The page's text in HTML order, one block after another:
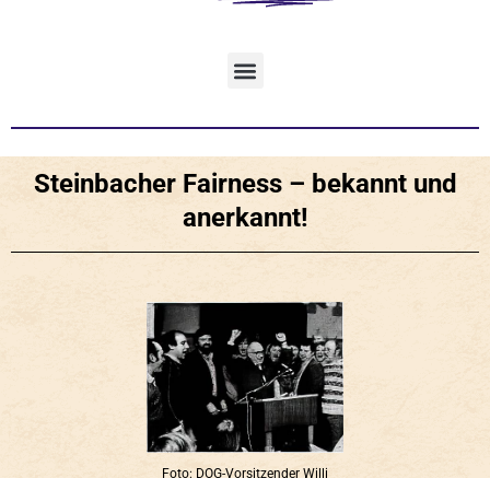
Steinbacher Fairness – bekannt und
anerkannt!
Foto: DOG-Vorsitzender Willi